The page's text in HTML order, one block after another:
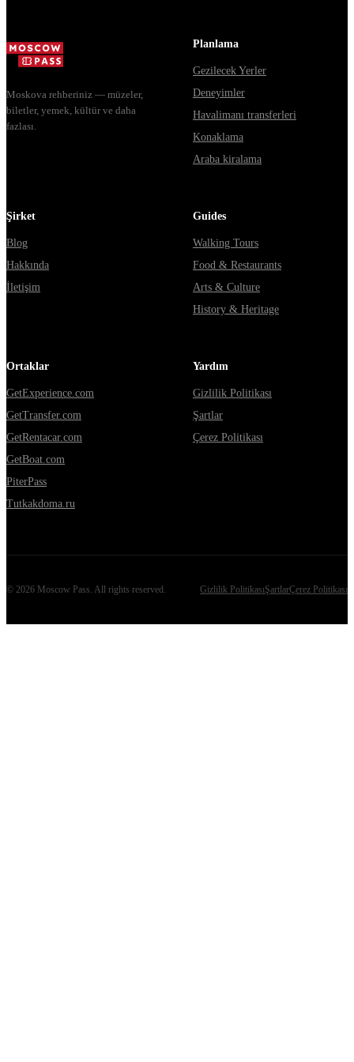
Moskova rehberiniz — müzeler,
biletler, yemek, kültür ve daha
fazlası.
Planlama
Gezilecek Yerler
Deneyimler
Havalimanı transferleri
Konaklama
Araba kiralama
Şirket
Blog
Hakkında
İletişim
Guides
Walking Tours
Food & Restaurants
Arts & Culture
History & Heritage
Ortaklar
GetExperience.com
GetTransfer.com
GetRentacar.com
GetBoat.com
PiterPass
Tutkakdoma.ru
Yardım
Gizlilik Politikası
Şartlar
Çerez Politikası
© 2026 Moscow Pass. All rights reserved. Gizlilik PolitikasıŞartlarÇerez Politikası